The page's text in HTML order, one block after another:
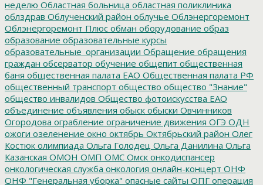
неделю Областная больница областная поликлиника
облздрав Облученский район облучье Облэнергоремонт
Облэнергоремонт Плюс обман оборудование образ
образование образовательные курсы
образовательные_организации Обращение обращения
граждан обсерватор обучение общепит общественная
баня общественная палата ЕАО Общественная палата РФ
общественный транспорт общество общество "Знание"
общество инвалидов Общество фотоискусства ЕАО
объединение объявления обыск обыски Овчинников
Огородова ограбление ограничение движения ОГЭ ОДН
ожоги озеленение окно октябрь Октябрьский район Олег
Костюк олимпиада Ольга Голодец Ольга Данилина Ольга
Казанская ОМОН ОМП ОМС Омск онкодиспансер
онкологическая служба онкология онлайн-концерт ОНФ
ОНФ "Генеральная уборка" опасные сайты ОПГ операция